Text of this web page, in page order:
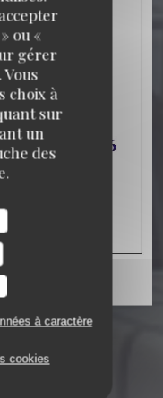
ou «
gérer
choix à
sur
un
des
à caractère
cookies
MERICOURT